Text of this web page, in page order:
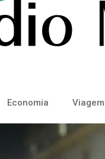
Economia Viagem